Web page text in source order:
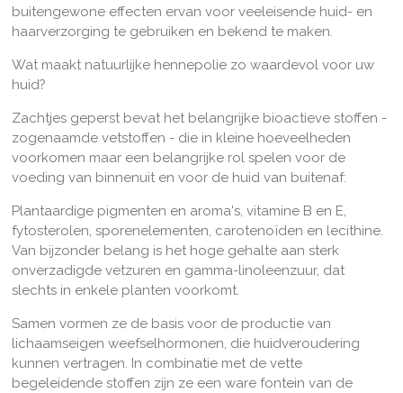
buitengewone effecten ervan voor veeleisende huid- en
haarverzorging te gebruiken en bekend te maken.
Wat maakt natuurlijke hennepolie zo waardevol voor uw
huid?
Zachtjes geperst bevat het belangrijke bioactieve stoffen -
zogenaamde vetstoffen - die in kleine hoeveelheden
voorkomen maar een belangrijke rol spelen voor de
voeding van binnenuit en voor de huid van buitenaf:
Plantaardige pigmenten en aroma's, vitamine B en E,
fytosterolen, sporenelementen, carotenoïden en lecithine.
Van bijzonder belang is het hoge gehalte aan sterk
onverzadigde vetzuren en gamma-linoleenzuur, dat
slechts in enkele planten voorkomt.
Samen vormen ze de basis voor de productie van
lichaamseigen weefselhormonen, die huidveroudering
kunnen vertragen. In combinatie met de vette
begeleidende stoffen zijn ze een ware fontein van de